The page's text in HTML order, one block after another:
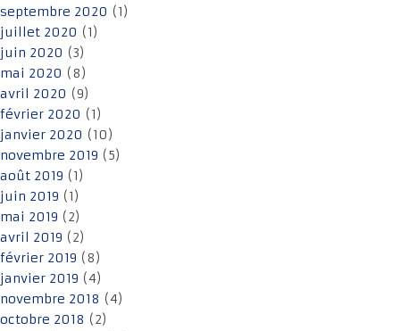
septembre 2020 (1)
juillet 2020 (1)
juin 2020 (3)
mai 2020 (8)
avril 2020 (9)
février 2020 (1)
janvier 2020 (10)
novembre 2019 (5)
août 2019 (1)
juin 2019 (1)
mai 2019 (2)
avril 2019 (2)
février 2019 (8)
janvier 2019 (4)
novembre 2018 (4)
octobre 2018 (2)